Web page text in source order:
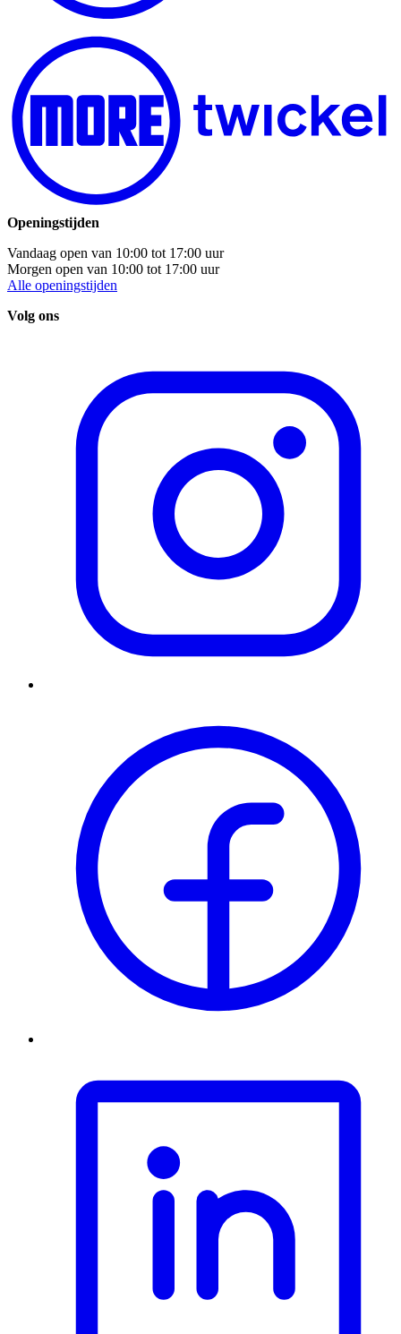
Openingstijden
Vandaag open van 10:00 tot 17:00 uur
Morgen open van 10:00 tot 17:00 uur
Alle openingstijden
Volg ons